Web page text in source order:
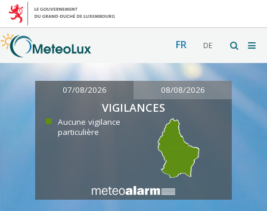
FR DE
07/08/2026 08/08/2026
VIGILANCES
Aucune vigilance
particulière